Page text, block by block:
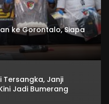
ke Gorontalo, Siapa
Tersangka, Janji
Jadi Bumerang